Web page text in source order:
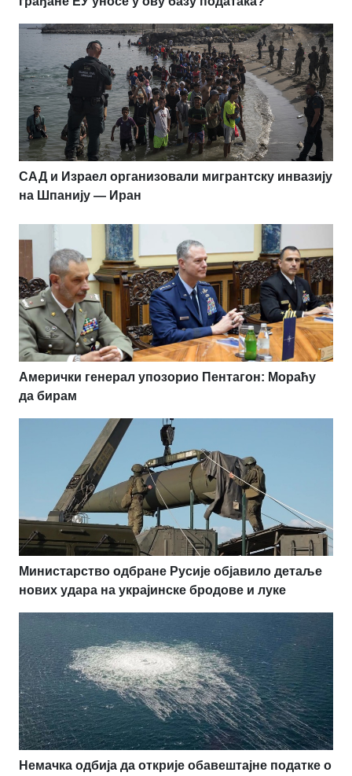
САД и Израел организовали мигрантску инвазију
на Шпанију — Иран
Амерички генерал упозорио Пентагон: Мораћу
да бирам
Министарство одбране Русије објавило детаље
нових удара на украјинске бродове и луке
Немачка одбија да открије обавештајне податке о